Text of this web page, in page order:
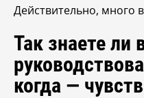
Действительно, много
Так знаете ли
когда —